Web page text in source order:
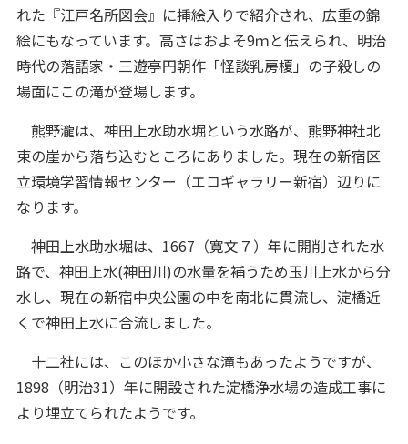
れた『江戸名所図会』に挿絵入りで紹介され、広重の錦
絵にもなっています。高さはおよそ9ｍと伝えられ、明治
時代の落語家・三遊亭円朝作「怪談乳房榎」の子殺しの
場面にこの滝が登場します。
熊野瀧は、神田上水助水堀という水路が、熊野神社北
東の崖から落ち込むところにありました。現在の新宿区
立環境学習情報センター（エコギャラリー新宿）辺りに
なります。
神田上水助水堀は、1667（寛文７）年に開削された水
路で、神田上水(神田川)の水量を補うため玉川上水から分
水し、現在の新宿中央公園の中を南北に貫流し、淀橋近
くで神田上水に合流しました。
十二社には、このほか小さな滝もあったようですが、
1898（明治31）年に開設された淀橋浄水場の造成工事に
より埋立てられたようです。